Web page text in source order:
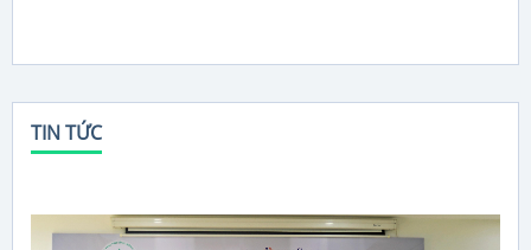
TIN TỨC